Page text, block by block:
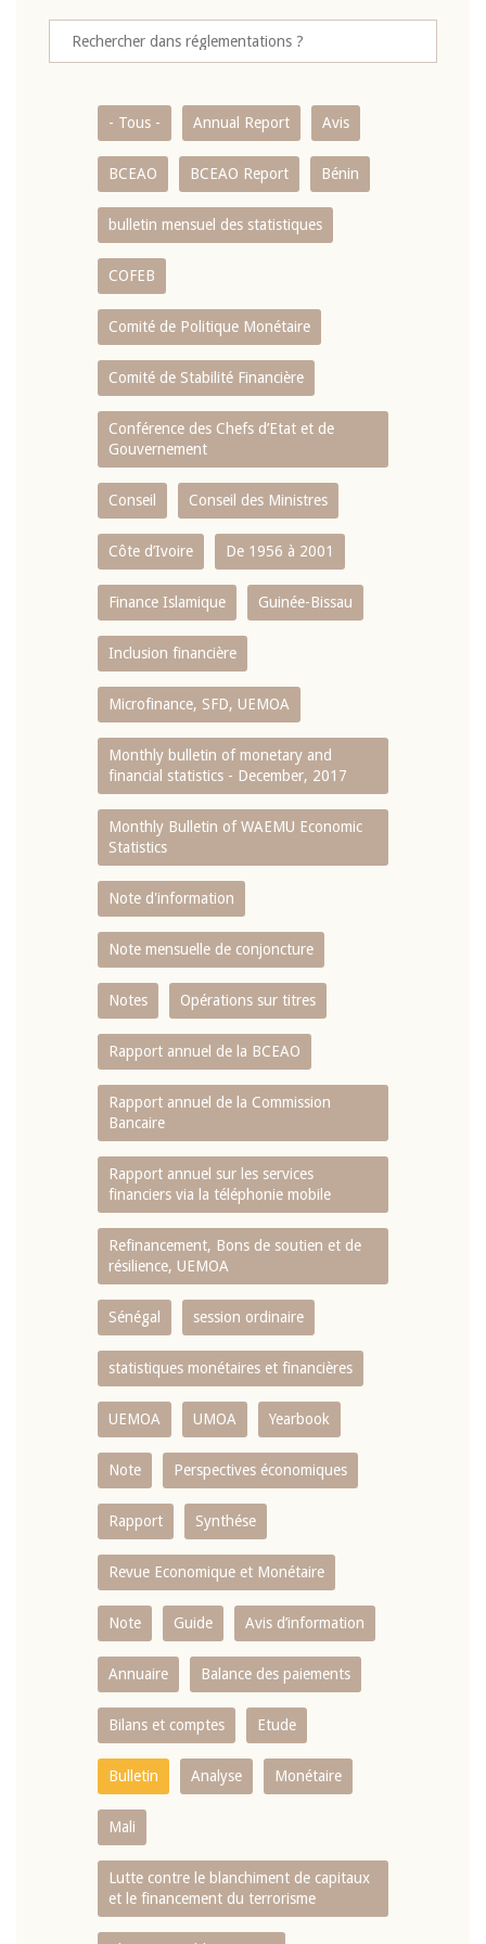
- Tous - Annual Report Avis
BCEAO BCEAO Report Bénin
bulletin mensuel des statistiques
COFEB
Comité de Politique Monétaire
Comité de Stabilité Financière
Conférence des Chefs d’Etat et de
Gouvernement
Conseil Conseil des Ministres
Côte d’Ivoire De 1956 à 2001
Finance Islamique Guinée-Bissau
Inclusion financière
Microfinance, SFD, UEMOA
Monthly bulletin of monetary and
financial statistics - December, 2017
Monthly Bulletin of WAEMU Economic
Statistics
Note d'information
Note mensuelle de conjoncture
Notes Opérations sur titres
Rapport annuel de la BCEAO
Rapport annuel de la Commission
Bancaire
Rapport annuel sur les services
financiers via la téléphonie mobile
Refinancement, Bons de soutien et de
résilience, UEMOA
Sénégal session ordinaire
statistiques monétaires et financières
UEMOA UMOA Yearbook
Note Perspectives économiques
Rapport Synthése
Revue Economique et Monétaire
Note Guide Avis d’information
Annuaire Balance des paiements
Bilans et comptes Etude
Bulletin Analyse Monétaire
Mali
Lutte contre le blanchiment de capitaux
et le financement du terrorisme